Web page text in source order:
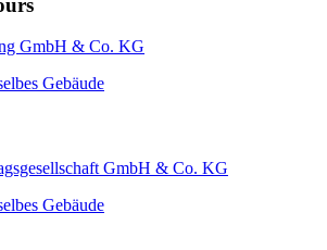
GmbH & Co. KG
Gebäude
GmbH & Co. KG
Gebäude